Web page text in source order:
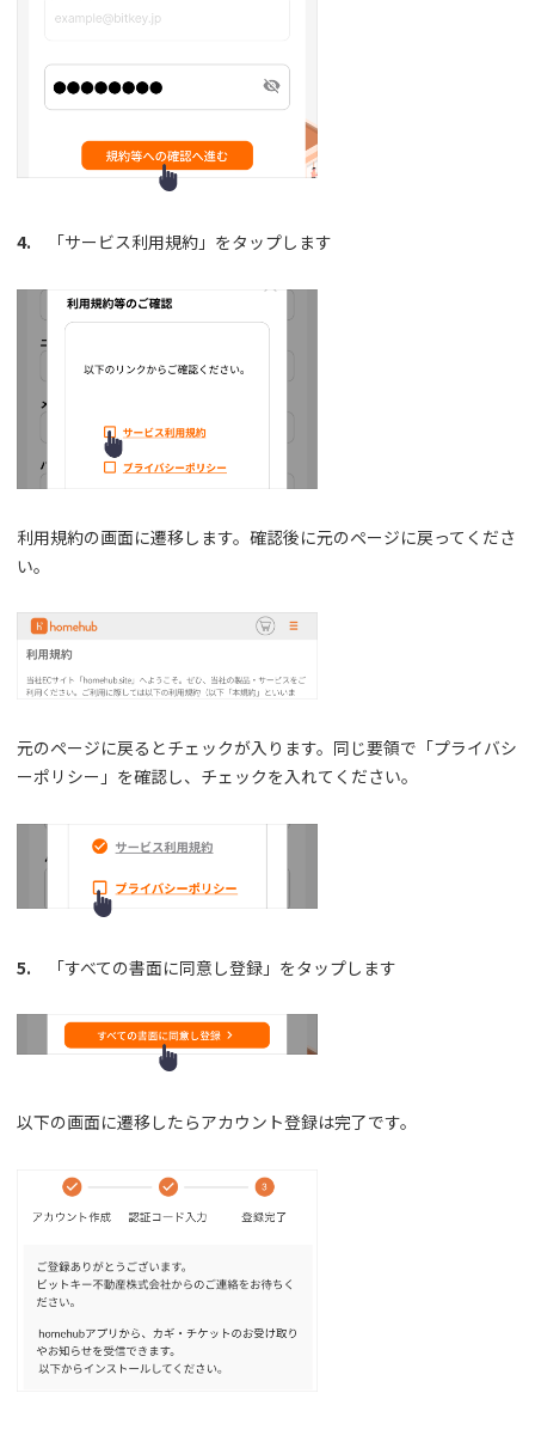
4. 「サービス利用規約」をタップします
利用規約の画面に遷移します。確認後に元のページに戻ってくださ
い。
元のページに戻るとチェックが入ります。同じ要領で「プライバシ
ーポリシー」を確認し、チェックを入れてください。
5. 「すべての書面に同意し登録」をタップします
以下の画面に遷移したらアカウント登録は完了です。